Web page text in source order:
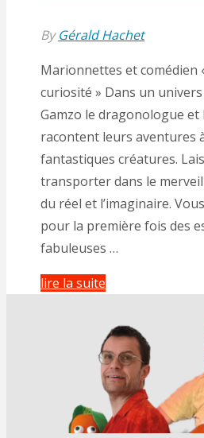
By Gérald Hachet
Marionnettes et comédien
curiosité » Dans un
Gamzo le dragonologue et
racontent leurs aventures
fantastiques créatures.
transporter dans le
du réel et l’imaginaire.
pour la première fois des
fabuleuses …
lire la suite
et
autres
curiosités"